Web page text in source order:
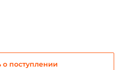
поступлении